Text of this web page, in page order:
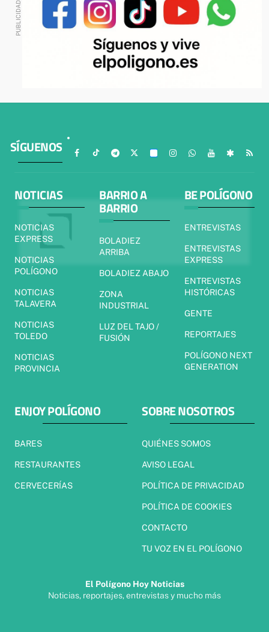
SÍGUENOS
NOTICIAS
NOTICIAS
EXPRESS
NOTICIAS
POLÍGONO
NOTICIAS
TALAVERA
NOTICIAS
TOLEDO
NOTICIAS
PROVINCIA
BARRIO A
BARRIO
BOLADIEZ
ARRIBA
BOLADIEZ ABAJO
ZONA
INDUSTRIAL
LUZ DEL TAJO /
FUSIÓN
BE POLÍGONO
ENTREVISTAS
ENTREVISTAS
EXPRESS
ENTREVISTAS
HISTÓRICAS
GENTE
REPORTAJES
POLÍGONO NEXT
GENERATION
ENJOY POLÍGONO
BARES
RESTAURANTES
CERVECERÍAS
SOBRE NOSOTROS
QUIÉNES SOMOS
AVISO LEGAL
POLÍTICA DE PRIVACIDAD
POLÍTICA DE COOKIES
CONTACTO
TU VOZ EN EL POLÍGONO
El Polígono Hoy Noticias
Noticias, reportajes, entrevistas y mucho más